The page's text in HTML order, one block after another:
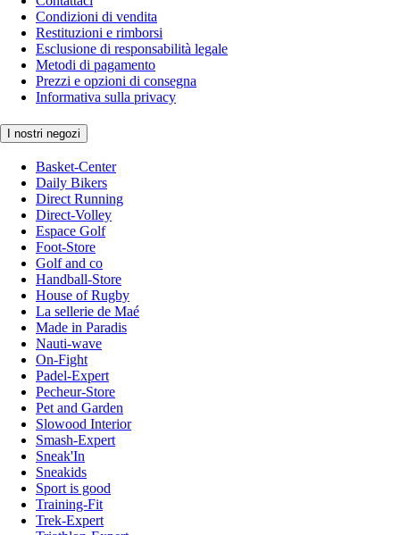
Condizioni di vendita
Restituzioni e rimborsi
Esclusione di responsabilità legale
Metodi di pagamento
Prezzi e opzioni di consegna
Informativa sulla privacy
I nostri negozi
Basket-Center
Daily Bikers
Direct Running
Direct-Volley
Espace Golf
Foot-Store
Golf and co
Handball-Store
House of Rugby
La sellerie de Maé
Made in Paradis
Nauti-wave
On-Fight
Padel-Expert
Pecheur-Store
Pet and Garden
Slowood Interior
Smash-Expert
Sneak'In
Sneakids
Sport is good
Training-Fit
Trek-Expert